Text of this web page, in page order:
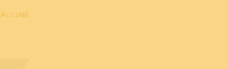
Accueil